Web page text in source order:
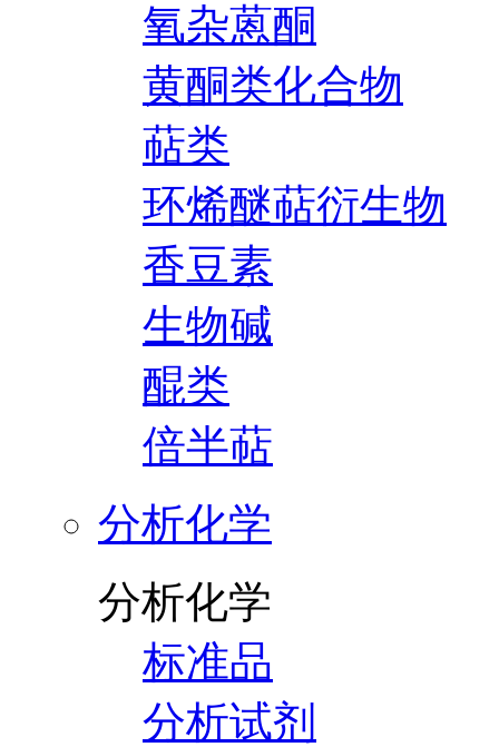
氧杂蒽酮
黄酮类化合物
萜类
环烯醚萜衍生物
香豆素
生物碱
醌类
倍半萜
分析化学
分析化学
标准品
分析试剂